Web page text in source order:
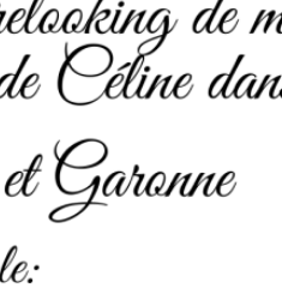
relooking de meuble
Stages